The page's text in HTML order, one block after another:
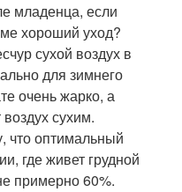
младенца, если
хороший уход?
сухой воздух в
для зимнего
очень жарко, а
сухим.
что оптимальный
где живет грудной
примерно 60%.